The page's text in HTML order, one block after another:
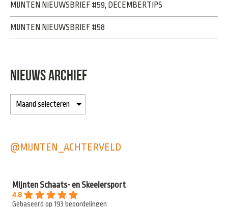
MIJNTEN NIEUWSBRIEF #59, DECEMBERTIPS
MIJNTEN NIEUWSBRIEF #58
NIEUWS ARCHIEF
@MIJNTEN_ACHTERVELD
Mijnten Schaats- en Skeelersport
4.8
Gebaseerd op 193 beoordelingen